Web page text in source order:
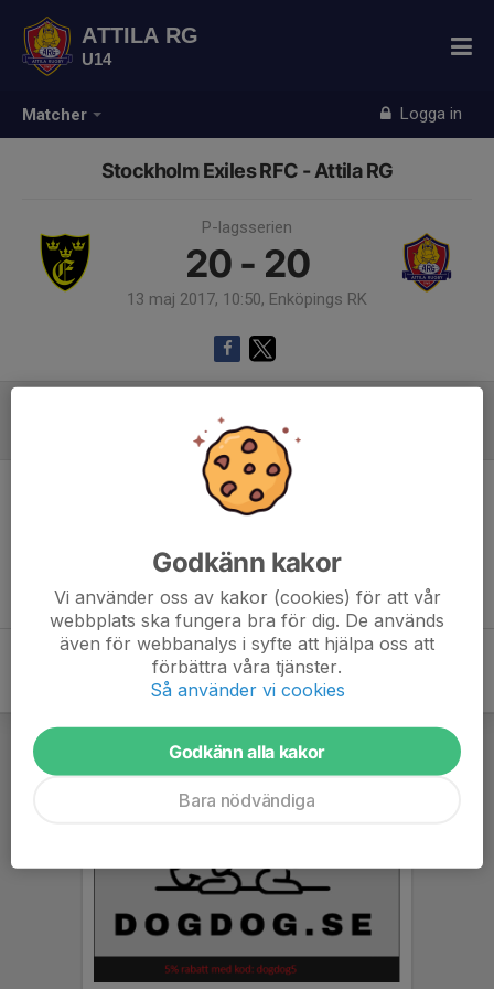
Matcher Logga in
ATTILA RG
U14
Stockholm Exiles RFC - Attila RG
P-lagsserien
20 - 20
13 maj 2017, 10:50, Enköpings RK
Inget referat skrivet
Godkänn kakor
Vi använder oss av kakor (cookies) för att vår
webbplats ska fungera bra för dig. De används
även för webbanalys i syfte att hjälpa oss att
förbättra våra tjänster.
Så använder vi cookies
Godkänn alla kakor
Bara nödvändiga